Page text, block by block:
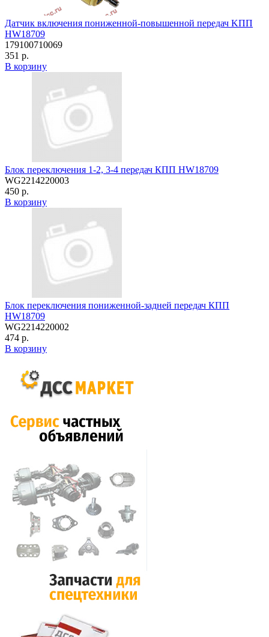
Датчик включения пониженной-повышенной передач KПП
HW18709
179100710069
351 р.
В корзину
Блок переключения 1-2, 3-4 передач КПП HW18709
WG2214220003
450 р.
В корзину
Блок переключения пониженной-задней передач КПП
HW18709
WG2214220002
474 р.
В корзину